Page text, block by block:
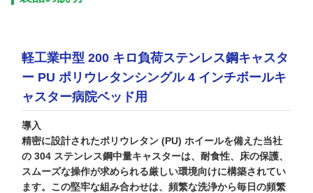
軽工業中型 200 キロ負荷ステンレス鋼キャスタ
ー PU ポリウレタンシングル 4 インチボールキ
ャスター病院ベッド用
導入
精密に設計されたポリウレタン (PU) ホイールを備えた当社
の 304 ステンレス鋼中量キャスターは、耐食性、床の保護、
スムーズな操作が求められる厳しい環境向けに構築されてい
ます。この堅牢な組み合わせは、頻繁な洗浄から毎日の頻繁